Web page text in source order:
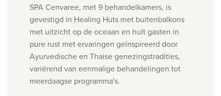
SPA Cenvaree, met 9 behandelkamers, is
gevestigd in Healing Huts met buitenbalkons
met uitzicht op de oceaan en hult gasten in
pure rust met ervaringen geïnspireerd door
Ayurvedische en Thaise genezingstradities,
variërend van eenmalige behandelingen tot
meerdaagse programma's.